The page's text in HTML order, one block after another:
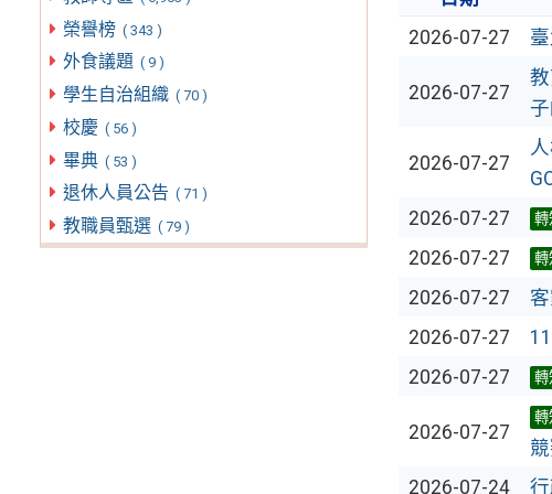
榮譽榜 ( 343 )
外食議題 ( 9 )
學生自治組織 ( 70 )
校慶 ( 56 )
畢典 ( 53 )
退休人員公告 ( 71 )
教職員甄選 ( 79 )
2026-07-27
2026-07-27
2026-07-27
2026-07-27
轉
2026-07-27
轉
2026-07-27
2026-07-27
2026-07-27
轉
2026-07-27
轉
2026-07-24